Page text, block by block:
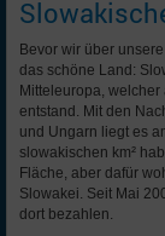
Bevor wir über
das schöne Land:
Mitteleuropa,
entstand. Mit den
und Ungarn liegt es
slowakischen km²
Fläche, aber dafür
Slowakei. Seit Mai
dort bezahlen.